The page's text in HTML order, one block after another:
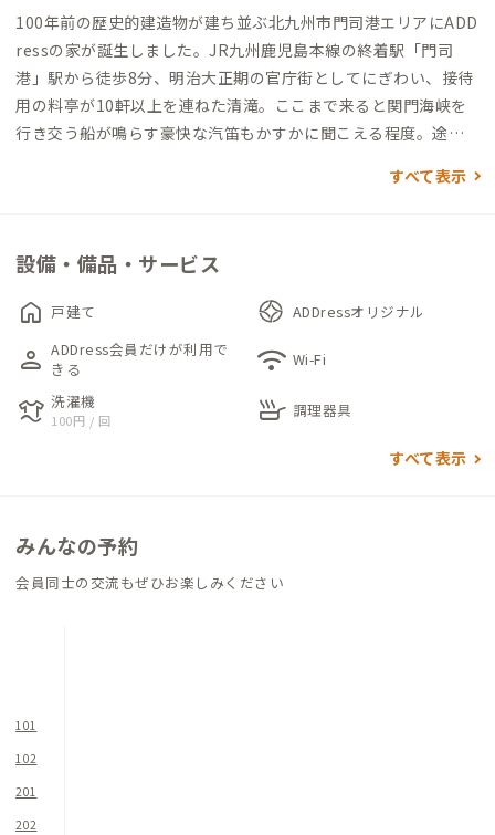
100年前の歴史的建造物が建ち並ぶ北九州市門司港エリアにADD
ressの家が誕生しました。JR九州鹿児島本線の終着駅「門司
港」駅から徒歩8分、明治大正期の官庁街としてにぎわい、接待
用の料亭が10軒以上を連ねた清滝。ここまで来ると関門海峡を
行き交う船が鳴らす豪快な汽笛もかすかに聞こえる程度。途中
る古い外観。それもそのはず、ここは昭和20年代は旅館として
営業されていたそうで、それを全オーナーが改修しながら現在ま
で大切に使われてきたとのこと。ところどころにある昔ながら
の在来工法の軸組みにその様子を感じさせます。前オーナーは元
陶芸家ということもあり、建物のあちこちに陶芸作品が残ってお
り、当時の装いを感じさせます。
ダイニングとリビングは別々に設けられているゆったりとした
つくり。畳の間の横には、一枚板のテーブルがあります。
れる飲食店が多数あり、気分転換がてら周辺を散策してみること
もおすすめです。外食に疲れたら、徒歩圏内の大型スーパーへの
すべて表示
設備・備品・サービス
home 戸建て ADDressオリジナル
person ADDress会員だけが利用で
きる
wifi Wi-Fi
laundry 洗濯機
100円 / 回 skillet 調理器具
すべて表示
みんなの予約
会員同士の交流もぜひお楽しみください
101
102
201
202